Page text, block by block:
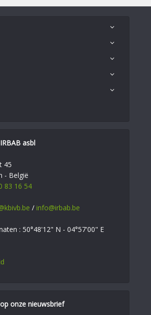
asbl
45
- België
83 16 54
/ info@irbab.be
: 50°48'12" N - 04°57'00" E
onze nieuwsbrief